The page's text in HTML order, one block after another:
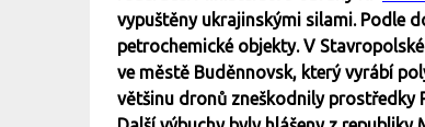
vypuštěny ukrajinskými silami. Podle
petrochemické objekty. V
ve městě Buděnnovsk, který vyrábí
většinu dronů zneškodnily prostředky